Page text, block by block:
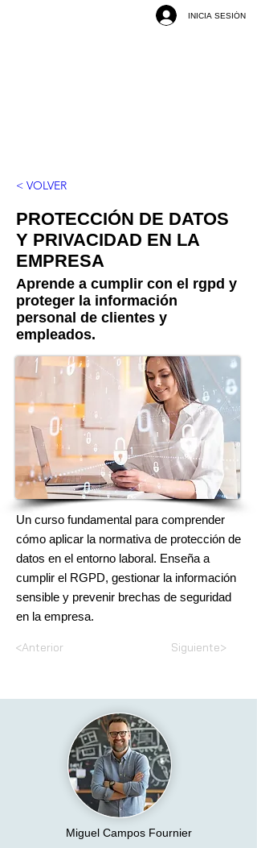
INICIA SESIÓN
< VOLVER
PROTECCIÓN DE DATOS
Y PRIVACIDAD EN LA
EMPRESA
Aprende a cumplir con el rgpd y
proteger la información
personal de clientes y
empleados.
Un curso fundamental para comprender
cómo aplicar la normativa de protección de
datos en el entorno laboral. Enseña a
cumplir el RGPD, gestionar la información
sensible y prevenir brechas de seguridad
en la empresa.
<Anterior Siguiente>
Miguel Campos Fournier